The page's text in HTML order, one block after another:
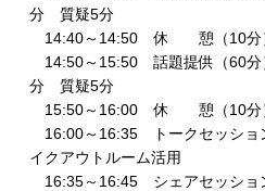
分 質疑5分
14:40～14:50 休 憩（10分
14:50～15:50 話題提供（60
分 質疑5分
15:50～16:00 休 憩（10分
16:00～16:35 トークセッショ
イクアウトルーム活用
16:35～16:45 シェアセッショ